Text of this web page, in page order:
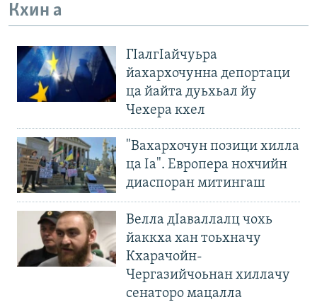
Кхин а
ГIалгIайчуьра
йахархочунна депортаци
ца йайта дуьхьал йу
Чехера кхел
"Вахархочун позици хилла
ца Iа". Европера нохчийн
диаспоран митингаш
Велла дIаваллалц чохь
йаккха хан тоьхначу
Кхарачойн-
Чергазийчоьнан хиллачу
сенаторо мацалла